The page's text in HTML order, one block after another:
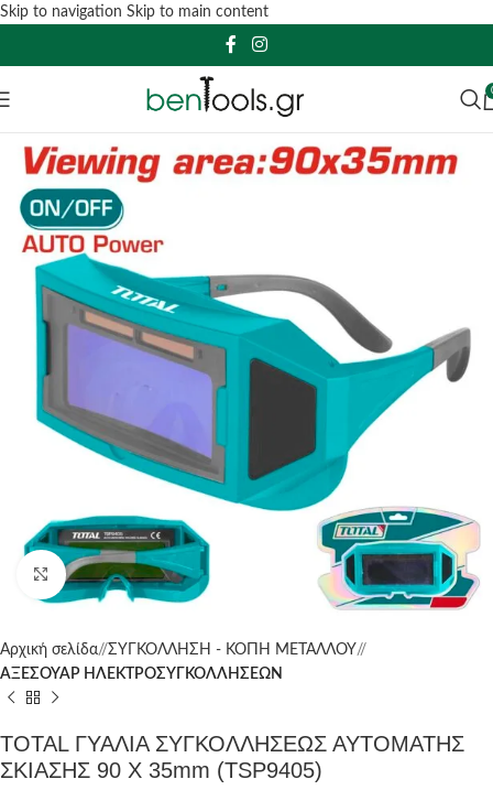
Skip to navigation Skip to main content
Click to enlarge
Αρχική σελίδα/ ΣΥΓΚΟΛΛΗΣΗ - ΚΟΠΗ ΜΕΤΑΛΛΟΥ/
ΑΞΕΣΟΥΑΡ ΗΛΕΚΤΡΟΣΥΓΚΟΛΛΗΣΕΩΝ
TOTAL ΓΥΑΛΙΑ ΣΥΓΚΟΛΛΗΣΕΩΣ ΑΥΤΟΜΑΤΗΣ
ΣΚΙΑΣΗΣ 90 Χ 35mm (TSP9405)